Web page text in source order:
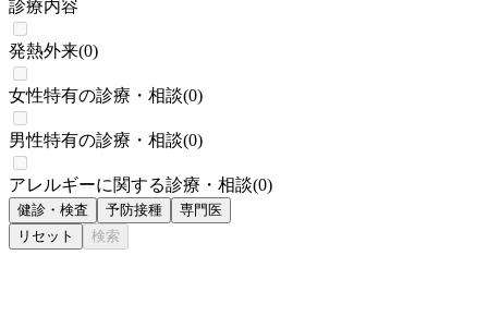
診療内容
発熱外来(0)
女性特有の診療・相談(0)
男性特有の診療・相談(0)
アレルギーに関する診療・相談(0)
健診・検査 予防接種
専門医
リセット
検索